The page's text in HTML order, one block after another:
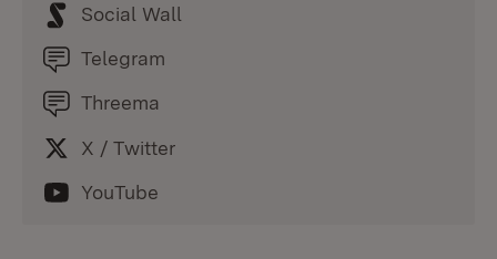
Social Wall
Telegram
Threema
X / Twitter
YouTube